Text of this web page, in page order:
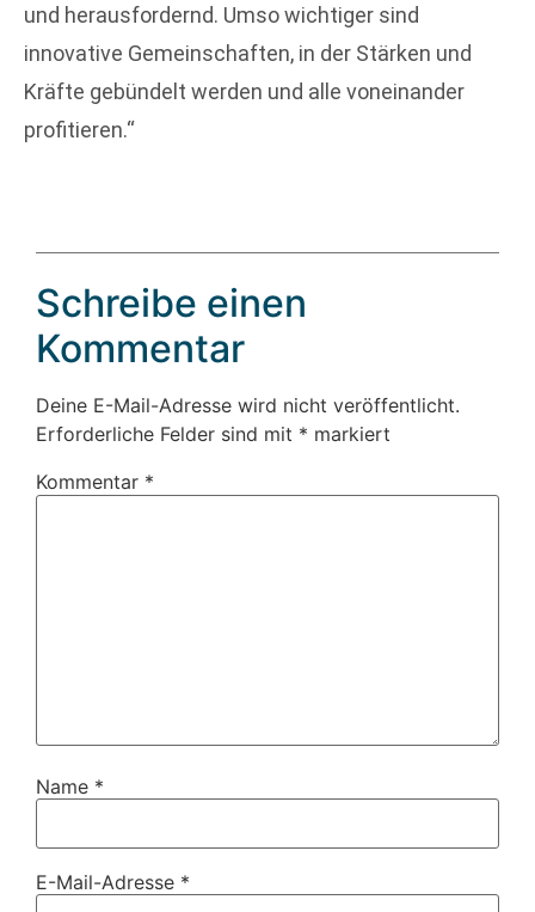
und herausfordernd. Umso wichtiger sind
innovative Gemeinschaften, in der Stärken und
Kräfte gebündelt werden und alle voneinander
profitieren.“
Schreibe einen
Kommentar
Deine E-Mail-Adresse wird nicht veröffentlicht.
Erforderliche Felder sind mit * markiert
Kommentar *
Name *
E-Mail-Adresse *